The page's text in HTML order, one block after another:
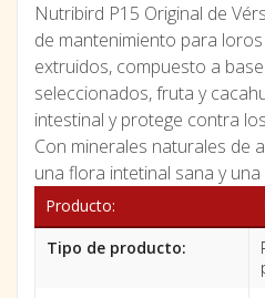
Nutribird P15 Original de
de mantenimiento para
extruidos, compuesto a
seleccionados, fruta y
intestinal y protege contra
Con minerales naturales de
una flora intetinal sana y
Producto:
Tipo de producto: